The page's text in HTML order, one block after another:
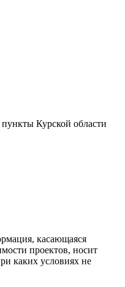
Курской области
касающаяся
проектов, носит
каких условиях не